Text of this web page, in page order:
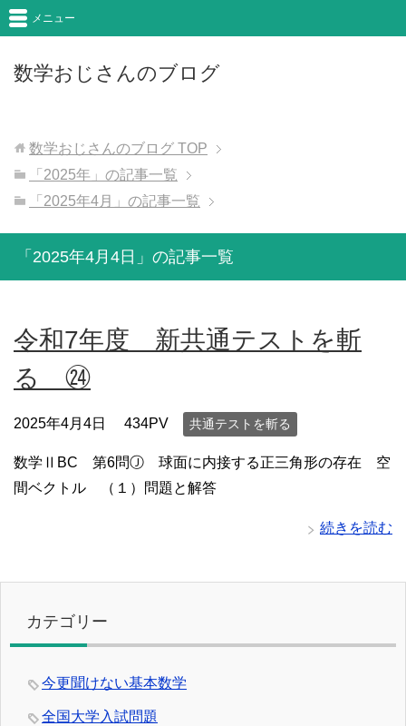
数学おじさんのブログ
メニュー
数学おじさんのブログ TOP
「2025年」の記事一覧
「2025年4月」の記事一覧
「2025年4月4日」の記事一覧
令和7年度 新共通テストを斬
る ㉔
2025年4月4日 434PV 共通テストを斬る
数学ⅡBC 第6問Ⓙ 球面に内接する正三角形の存在 空
間ベクトル （１）問題と解答
続きを読む
カテゴリー
今更聞けない基本数学
全国大学入試問題